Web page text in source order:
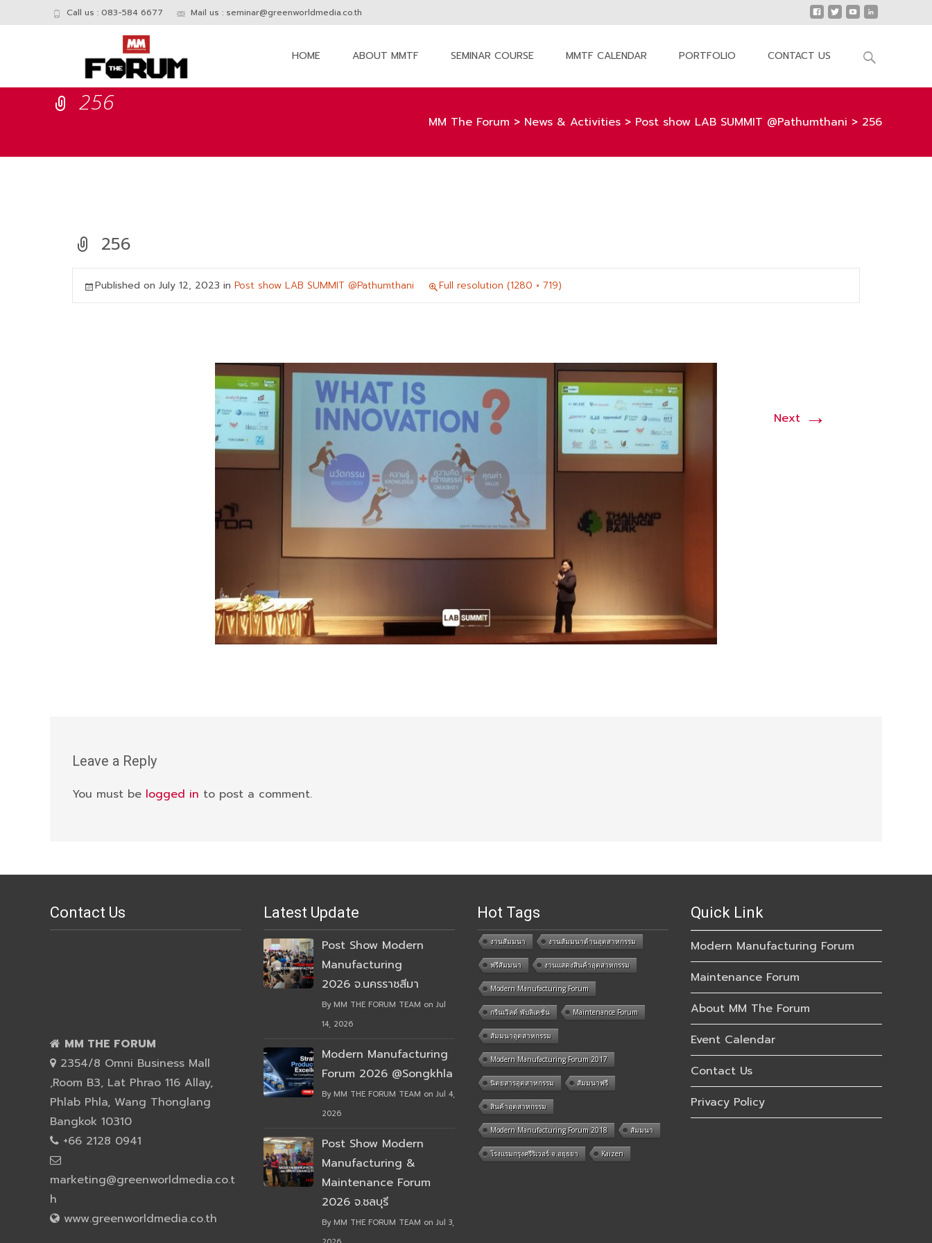
Call us : 083-584 6677 Mail us : seminar@greenworldmedia.co.th
HOME ABOUT MMTF SEMINAR COURSE MMTF CALENDAR PORTFOLIO CONTACT US
Search
256
MM The Forum > News & Activities > Post show LAB SUMMIT @Pathumthani > 256
256
Published on July 12, 2023 in Post show LAB SUMMIT @Pathumthani Full resolution (1280 × 719)
Next →
Leave a Reply
You must be logged in to post a comment.
Contact Us
MM THE FORUM
2354/8 Omni Business Mall
,Room B3, Lat Phrao 116 Allay,
Phlab Phla, Wang Thonglang
Bangkok 10310
+66 2128 0941
marketing@greenworldmedia.co.t
h
www.greenworldmedia.co.th
Latest Update
Post Show Modern
Manufacturing
2026 จ.นครราชสีมา
By MM THE FORUM TEAM on Jul
14, 2026
Modern Manufacturing
Forum 2026 @Songkhla
By MM THE FORUM TEAM on Jul 4,
2026
Post Show Modern
Manufacturing &
Maintenance Forum
2026 จ.ชลบุรี
By MM THE FORUM TEAM on Jul 3,
Hot Tags
งานสัมมนา งานสัมมนาด้านอุตสาหกรรม
ฟรีสัมมนา งานแสดงสินค้าอุตสาหกรรม
Modern Manufacturing Forum
กรีนเวิลด์ พับลิเคชั่น Maintenance Forum
สัมมนาอุตสาหกรรม
Modern Manufacturing Forum 2017
นิตยสารอุตสาหกรรม สัมมนาฟรี
สินค้าอุตสาหกรรม
Modern Manufacturing Forum 2018 สัมมนา
โรงแรมกรุงศรีริเวอร์ จ.อยุธยา Kaizen
Quick Link
Modern Manufacturing Forum
Maintenance Forum
About MM The Forum
Event Calendar
Contact Us
Privacy Policy